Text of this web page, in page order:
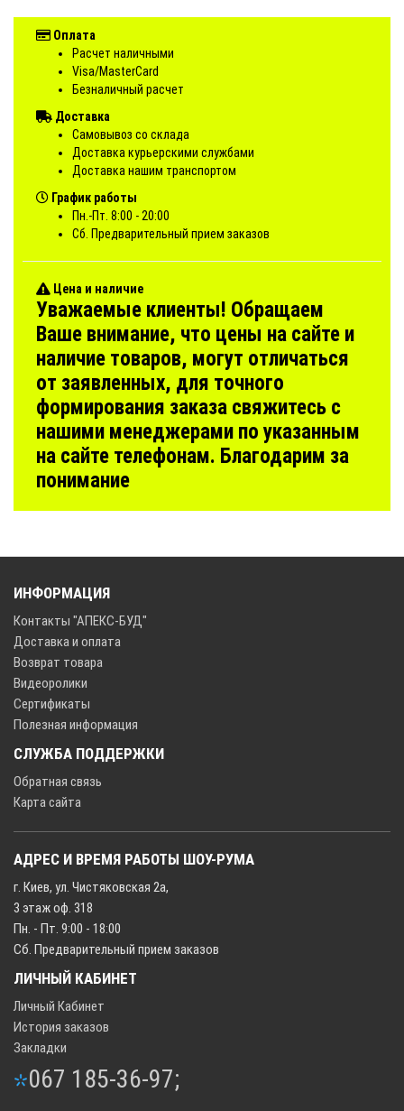
Оплата
Расчет наличными
Visa/MasterCard
Безналичный расчет
Доставка
Самовывоз со склада
Доставка курьерскими службами
Доставка нашим транспортом
График работы
Пн.-Пт. 8:00 - 20:00
Сб. Предварительный прием заказов
Цена и наличие
Уважаемые клиенты! Обращаем
Ваше внимание, что цены на сайте и
наличие товаров, могут отличаться
от заявленных, для точного
формирования заказа свяжитесь с
нашими менеджерами по указанным
на сайте телефонам. Благодарим за
понимание
ИНФОРМАЦИЯ
Контакты "АПЕКС-БУД"
Доставка и оплата
Возврат товара
Видеоролики
Сертификаты
Полезная информация
СЛУЖБА ПОДДЕРЖКИ
Обратная связь
Карта сайта
АДРЕС И ВРЕМЯ РАБОТЫ ШОУ-РУМА
г. Киев, ул. Чистяковская 2а,
3 этаж оф. 318
Пн. - Пт. 9:00 - 18:00
Сб. Предварительный прием заказов
ЛИЧНЫЙ КАБИНЕТ
Личный Кабинет
История заказов
Закладки
067 185-36-97;